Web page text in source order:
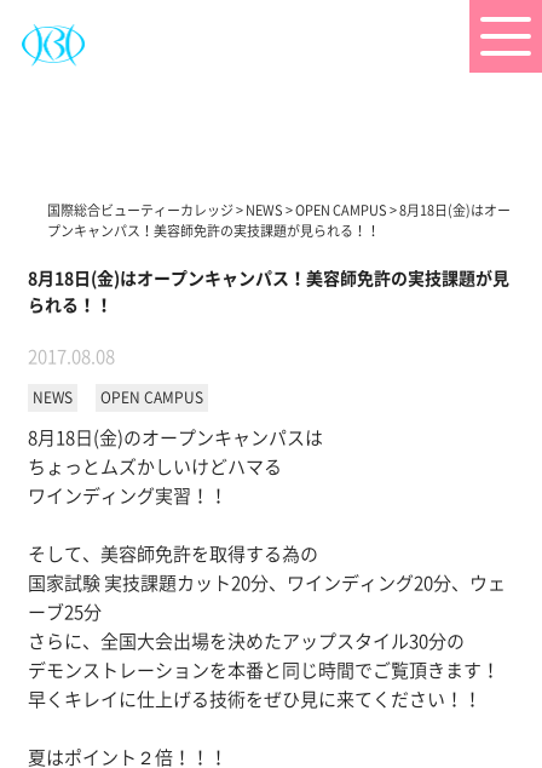
国際総合ビューティーカレッジ> NEWS >OPEN CAMPUS >8月18日(金)はオー
プンキャンパス！美容師免許の実技課題が見られる！！
8月18日(金)はオープンキャンパス！美容師免許の実技課題が見
られる！！
2017.08.08
NEWS OPEN CAMPUS
8月18日(金)のオープンキャンパスは
ちょっとムズかしいけどハマる
ワインディング実習！！
そして、美容師免許を取得する為の
国家試験 実技課題カット20分、ワインディング20分、ウェ
ーブ25分
さらに、全国大会出場を決めたアップスタイル30分の
デモンストレーションを本番と同じ時間でご覧頂きます！
早くキレイに仕上げる技術をぜひ見に来てください！！
夏はポイント２倍！！！